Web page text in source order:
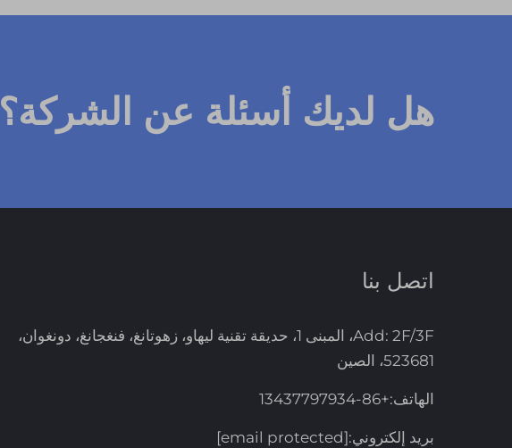
هل لديك أسئلة عن الشركة؟
اتصل بنا
Add: 2F/3F، المبنى 1، حديقة تقنية ليهاو، زهوتانغ، فنغجانغ، دونغوان،
523681، الصين
الهاتف:+86-13437797934
بريد إلكتروني:[email protected]